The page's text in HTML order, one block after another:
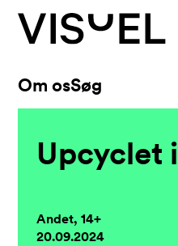
Om osSøg
Upcyclet
Andet, 14+
20.09.2024